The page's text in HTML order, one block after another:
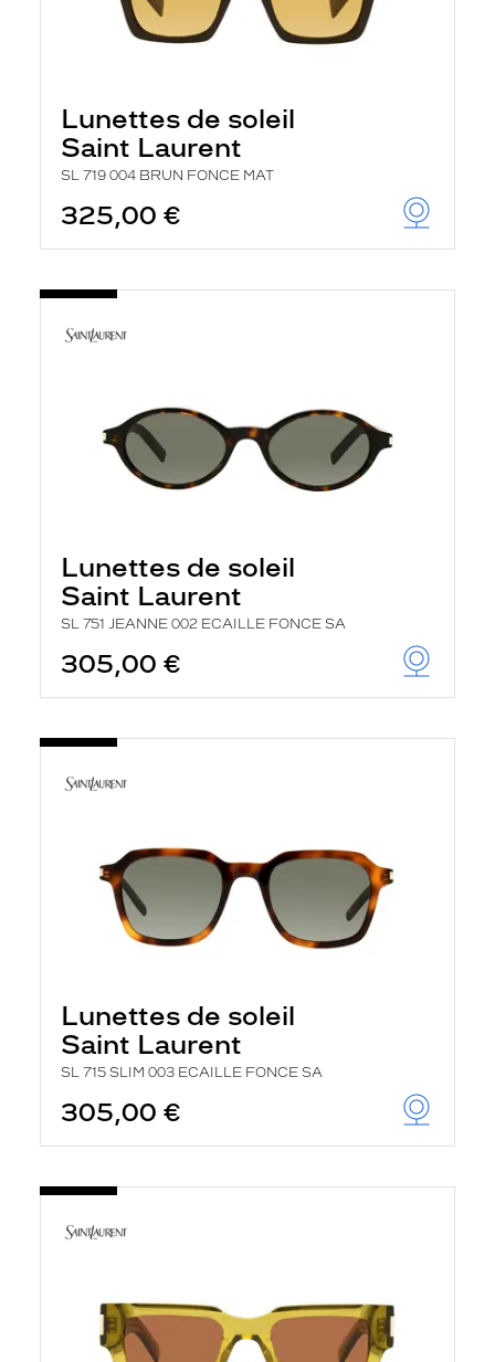
Lunettes de soleil
Saint Laurent
SL 719 004 BRUN FONCE MAT
325,00 €
Lunettes de soleil
Saint Laurent
SL 751 JEANNE 002 ECAILLE FONCE SA
305,00 €
Lunettes de soleil
Saint Laurent
SL 715 SLIM 003 ECAILLE FONCE SA
305,00 €